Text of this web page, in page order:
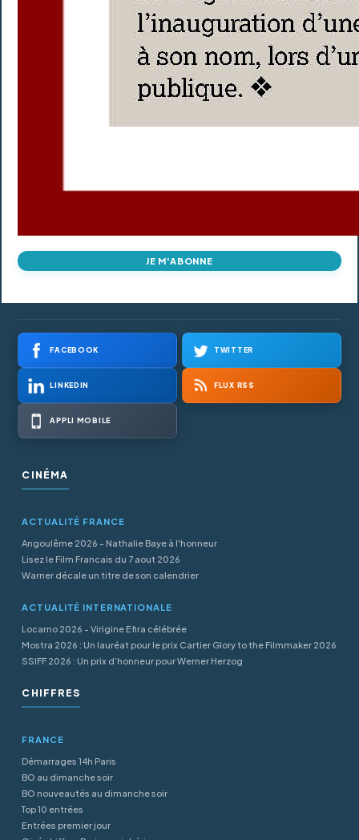
JE M'ABONNE
FACEBOOK TWITTER
LINKEDIN FLUX RSS
APPLI MOBILE
CINÉMA
ACTUALITÉ FRANCE
Angoulême 2026 - Nathalie Baye à l'honneur
Lisez le Film Francais du 7 aout 2026
Warner décale un titre de son calendrier
ACTUALITÉ INTERNATIONALE
Locarno 2026 - Virigine Efira célébrée
Mostra 2026 : Un lauréat pour le prix Cartier Glory to the Filmmaker 2026
SSIFF 2026 : Un prix d’honneur pour Werner Herzog
CHIFFRES
FRANCE
Démarrages 14h Paris
BO au dimanche soir
BO nouveautés au dimanche soir
Top 10 entrées
Entrées premier jour